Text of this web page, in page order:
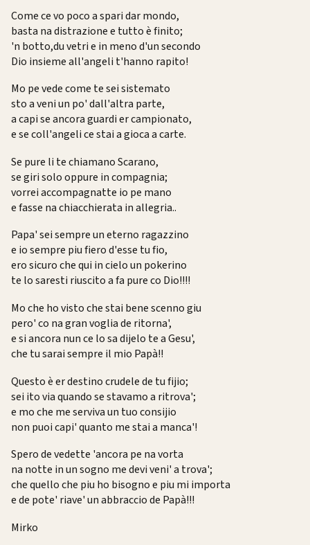
Come ce vo poco a spari dar mondo,
basta na distrazione e tutto è finito;
'n botto,du vetri e in meno d'un secondo
Dio insieme all'angeli t'hanno rapito!
Mo pe vede come te sei sistemato
sto a veni un po' dall'altra parte,
a capi se ancora guardi er campionato,
e se coll'angeli ce stai a gioca a carte.
Se pure li te chiamano Scarano,
se giri solo oppure in compagnia;
vorrei accompagnatte io pe mano
e fasse na chiacchierata in allegria..
Papa' sei sempre un eterno ragazzino
e io sempre piu fiero d'esse tu fio,
ero sicuro che qui in cielo un pokerino
te lo saresti riuscito a fa pure co Dio!!!!
Mo che ho visto che stai bene scenno giu
pero' co na gran voglia de ritorna',
e si ancora nun ce lo sa dijelo te a Gesu',
che tu sarai sempre il mio Papà!!
Questo è er destino crudele de tu fijio;
sei ito via quando se stavamo a ritrova';
e mo che me serviva un tuo consijio
non puoi capi' quanto me stai a manca'!
Spero de vedette 'ancora pe na vorta
na notte in un sogno me devi veni' a trova';
che quello che piu ho bisogno e piu mi importa
e de pote' riave' un abbraccio de Papà!!!
Mirko